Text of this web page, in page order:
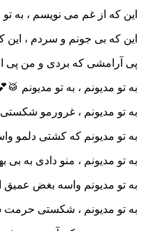
این که از غم می نویسم ، به تو
این که بی جونم و سردم ،
پی آرامشی که بردی و من پی
به تو مدیونم ، به تو مدیونم
به تو مدیونم ، غرورمو
به تو مدیونم که کشتی دلمو
به تو مدیونم ، منو دادی به بی
به تو مدیونم واسه بغض عمیق
به تو مدیونم ، شکستی